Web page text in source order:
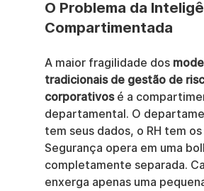
O Problema da
Compartimentada
A maior fragilidade dos
tradicionais de gestão de
corporativos é a
departamental. O
tem seus dados, o RH tem os
Segurança opera em uma
completamente separada.
enxerga apenas uma